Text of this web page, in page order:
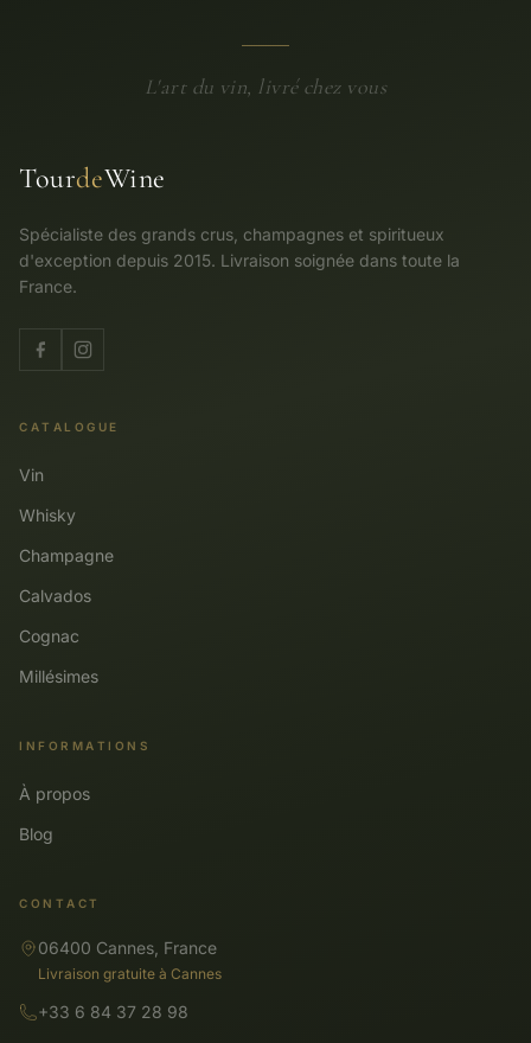
L'art du vin, livré chez vous
TourdeWine
Spécialiste des grands crus, champagnes et spiritueux
d'exception depuis 2015. Livraison soignée dans toute la
France.
CATALOGUE
Vin
Whisky
Champagne
Calvados
Cognac
Millésimes
INFORMATIONS
À propos
Blog
CONTACT
06400 Cannes, France
Livraison gratuite à Cannes
+33 6 84 37 28 98